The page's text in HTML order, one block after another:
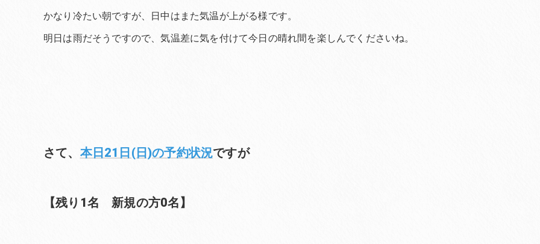
かなり冷たい朝ですが、日中はまた気温が上がる様です。
明日は雨だそうですので、気温差に気を付けて今日の晴れ間を楽しんでくださいね。
さて、 本日21日(日)の予約状況ですが
【残り1名 新規の方0名】